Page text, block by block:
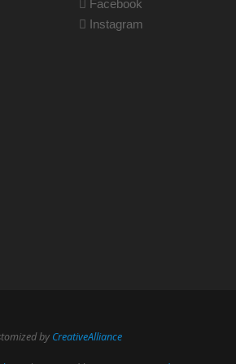
Facebook
Instagram
by CreativeAlliance